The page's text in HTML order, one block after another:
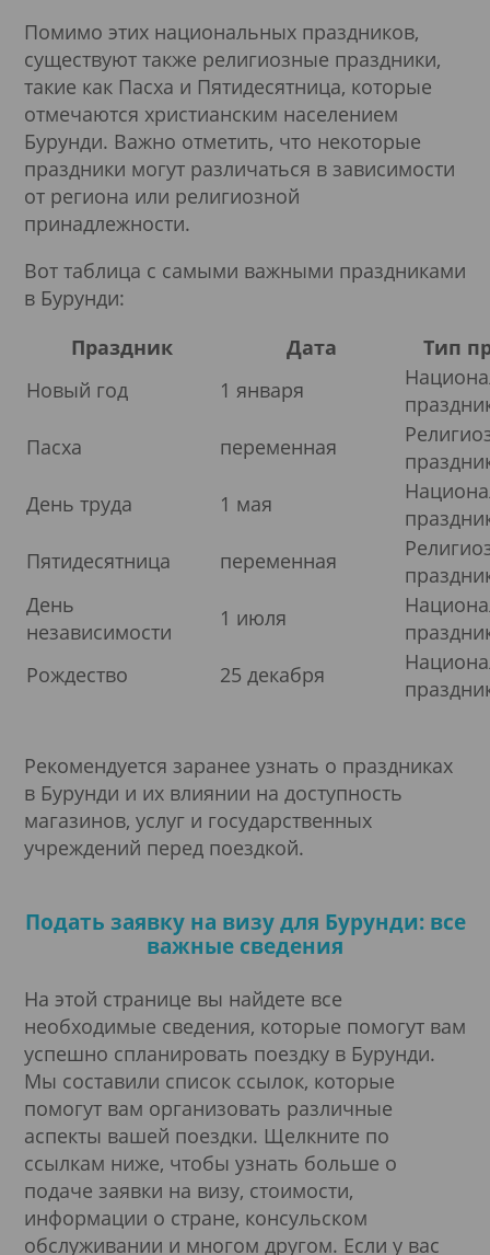
Помимо этих национальных праздников,
существуют также религиозные праздники,
такие как Пасха и Пятидесятница, которые
отмечаются христианским населением
Бурунди. Важно отметить, что некоторые
праздники могут различаться в зависимости
от региона или религиозной
принадлежности.
Вот таблица с самыми важными праздниками
в Бурунди:
Праздник
Дата
Тип
Новый год
1 января
Пасха
переменная
День труда
1 мая
Пятидесятница
переменная
День
независимости
1 июля
Рождество
25 декабря
Рекомендуется заранее узнать о праздниках
в Бурунди и их влиянии на доступность
магазинов, услуг и государственных
учреждений перед поездкой.
Подать заявку на визу для Бурунди: все
важные сведения
На этой странице вы найдете все
необходимые сведения, которые помогут вам
успешно спланировать поездку в Бурунди.
Мы составили список ссылок, которые
помогут вам организовать различные
аспекты вашей поездки. Щелкните по
ссылкам ниже, чтобы узнать больше о
подаче заявки на визу, стоимости,
информации о стране, консульском
обслуживании и многом другом. Если у вас